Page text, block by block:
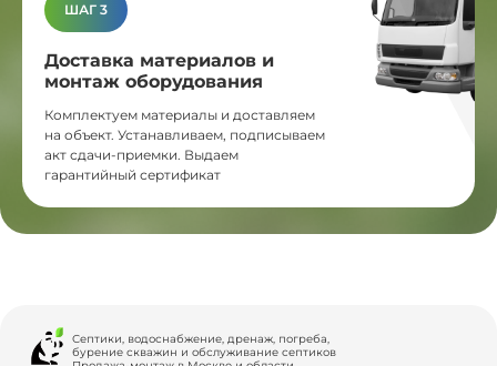
ШАГ 3
Доставка материалов и
монтаж оборудования
Комплектуем материалы и доставляем
на объект. Устанавливаем, подписываем
акт сдачи-приемки. Выдаем
гарантийный сертификат
Септики, водоснабжение, дренаж, погреба,
бурение скважин и обслуживание септиков